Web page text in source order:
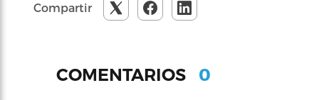
Compartir
COMENTARIOS 0